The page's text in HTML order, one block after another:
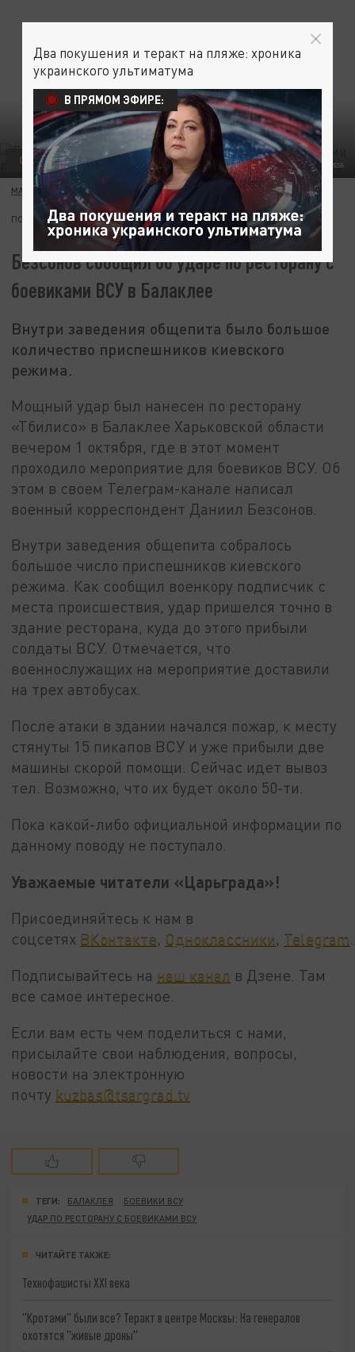
MOD RUSSIA/GLOBALLOOKPRESS
СВО
МАРИЯ ПРЫГУНОВА 01 ОКТЯБРЯ 22:36
ПОДПИШИТЕСЬ:
Безсонов сообщил об ударе по ресторану с
боевиками ВСУ в Балаклее
Внутри заведения общепита было большое
количество приспешников киевского
режима.
Мощный удар был нанесен по ресторану
«Тбилисо» в Балаклее Харьковской области
вечером 1 октября, где в этот момент
проходило мероприятие для боевиков ВСУ. Об
этом в своем Телеграм-канале написал
военный корреспондент Даниил Безсонов.
Внутри заведения общепита собралось
большое число приспешников киевского
режима. Как сообщил военкору подписчик с
места происшествия, удар пришелся точно в
здание ресторана, куда до этого прибыли
солдаты ВСУ. Отмечается, что
военнослужащих на мероприятие доставили
на трех автобусах.
После атаки в здании начался пожар, к месту
стянуты 15 пикапов ВСУ и уже прибыли две
машины скорой помощи. Сейчас идет вывоз
тел. Возможно, что их будет около 50-ти.
Пока какой-либо официальной информации по
данному поводу не поступало.
Уважаемые читатели «Царьграда»!
Присоединяйтесь к нам в
соцсетях ВКонтакте, Одноклассники, Telegram
Подписывайтесь на наш канал в Дзене. Там
все самое интересное.
Если вам есть чем поделиться с нами,
присылайте свои наблюдения, вопросы,
новости на электронную
почту kuzbas@tsargrad.tv
ТЕГИ: БАЛАКЛЕЯ
БОЕВИКИ ВСУ
УДАР ПО РЕСТОРАНУ С БОЕВИКАМИ ВСУ
ЧИТАЙТЕ ТАКЖЕ:
Технофашисты XXI века
"Кротами" были все? Теракт в центре Москвы: На генералов
охотятся "живые дроны"
Два покушения и теракт на пляже: хроника
украинского ультиматума
В ПРЯМОМ ЭФИРЕ: